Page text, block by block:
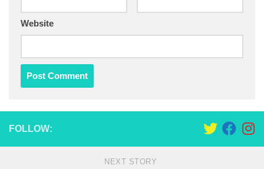
Website
FOLLOW:
NEXT STORY